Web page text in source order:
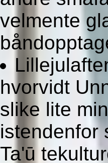
velmente
hvorvidt
slike lite
istendenfor
Ta'ū